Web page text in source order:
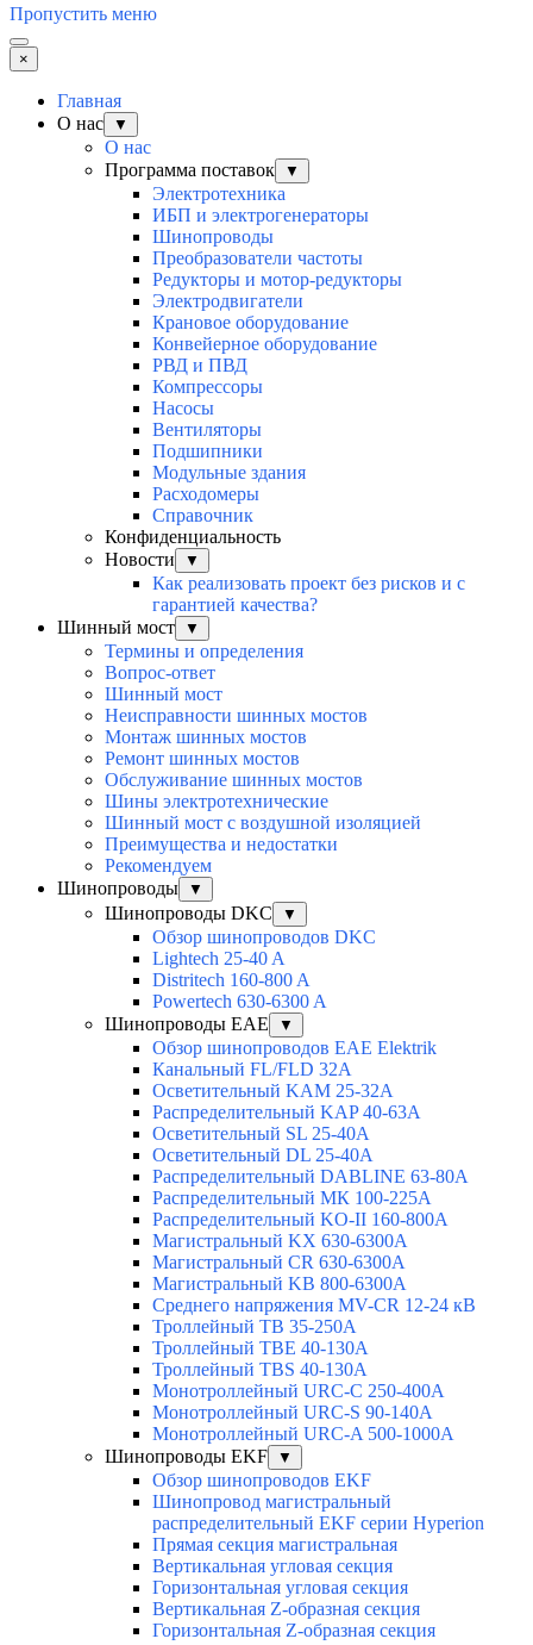
Пропустить меню
×
Главная
О нас
▼
О нас
Программа поставок
▼
Электротехника
ИБП и электрогенераторы
Шинопроводы
Преобразователи частоты
Редукторы и мотор-редукторы
Электродвигатели
Крановое оборудование
Конвейерное оборудование
РВД и ПВД
Компрессоры
Насосы
Вентиляторы
Подшипники
Модульные здания
Расходомеры
Справочник
Конфиденциальность
Новости
▼
Как реализовать проект без рисков и с
гарантией качества?
Шинный мост
▼
Термины и определения
Вопрос-ответ
Шинный мост
Неисправности шинных мостов
Монтаж шинных мостов
Ремонт шинных мостов
Обслуживание шинных мостов
Шины электротехнические
Шинный мост с воздушной изоляцией
Преимущества и недостатки
Рекомендуем
Шинопроводы
▼
Шинопроводы DKC ▼
Обзор шинопроводов DKC
Lightech 25-40 A
Distritech 160-800 A
Powertech 630-6300 A
Шинопроводы EAE
▼
Обзор шинопроводов EAE Elektrik
Канальный FL/FLD 32A
Осветительный KAM 25-32А
Распределительный KAP 40-63A
Осветительный SL 25-40А
Осветительный DL 25-40А
Распределительный DABLINE 63-80A
Распределительный МК 100-225А
Распределительный KO-II 160-800А
Магистральный KX 630-6300А
Магистральный CR 630-6300А
Магистральный KB 800-6300А
Среднего напряжения MV-CR 12-24 кВ
Троллейный TB 35-250A
Троллейный TBE 40-130A
Троллейный TBS 40-130A
Монотроллейный URC-C 250-400A
Монотроллейный URC-S 90-140A
Монотроллейный URC-A 500-1000A
Шинопроводы EKF
▼
Обзор шинопроводов EKF
Шинопровод магистральный
распределительный EKF серии Hyperion
Прямая секция магистральная
Вертикальная угловая секция
Горизонтальная угловая секция
Вертикальная Z-образная секция
Горизонтальная Z-образная секция